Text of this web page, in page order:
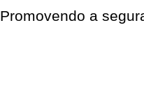
Promovendo a